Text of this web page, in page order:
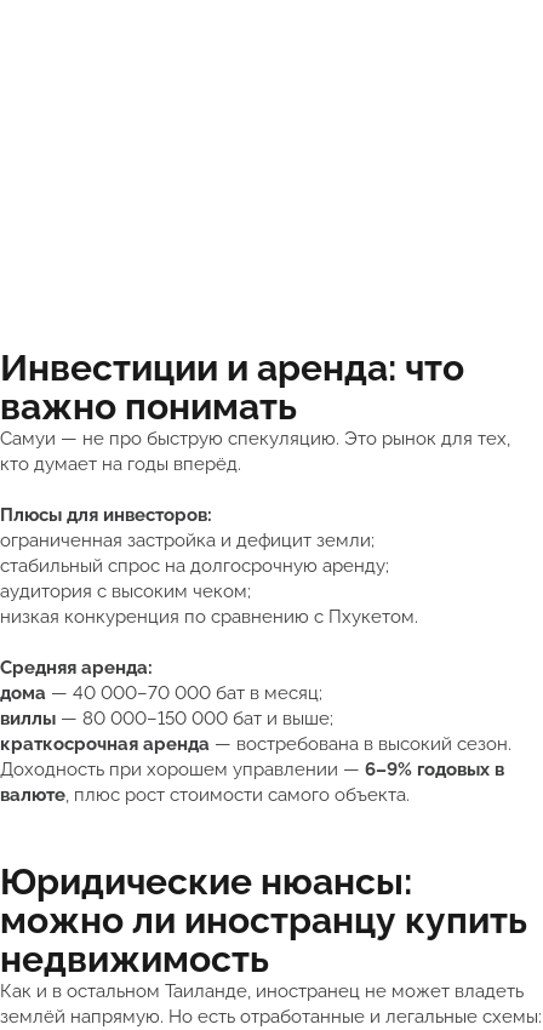
Инвестиции и аренда: что
важно понимать
Самуи — не про быструю спекуляцию. Это рынок для тех,
кто думает на годы вперёд.
Плюсы для инвесторов:
ограниченная застройка и дефицит земли;
стабильный спрос на долгосрочную аренду;
аудитория с высоким чеком;
низкая конкуренция по сравнению с Пхукетом.
Средняя аренда:
дома — 40 000–70 000 бат в месяц;
виллы — 80 000–150 000 бат и выше;
краткосрочная аренда — востребована в высокий сезон.
Доходность при хорошем управлении — 6–9% годовых в
валюте, плюс рост стоимости самого объекта.
Юридические нюансы:
можно ли иностранцу купить
недвижимость
Как и в остальном Таиланде, иностранец не может владеть
землёй напрямую. Но есть отработанные и легальные схемы: